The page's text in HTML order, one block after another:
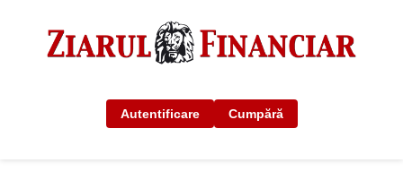
Autentificare Cumpără